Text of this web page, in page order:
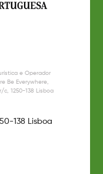
e Operador
Be Everywhere,
c, 1250-138 Lisboa
138 Lisboa